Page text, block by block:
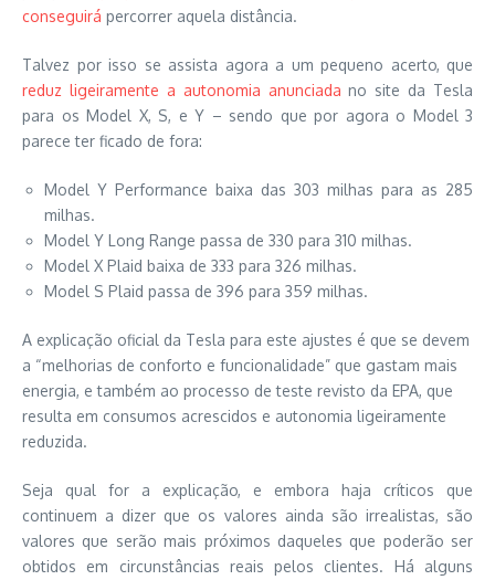
conseguirá percorrer aquela distância.
Talvez por isso se assista agora a um pequeno acerto, que
reduz ligeiramente a autonomia anunciada no site da Tesla
para os Model X, S, e Y – sendo que por agora o Model 3
parece ter ficado de fora:
Model Y Performance baixa das 303 milhas para as 285
milhas.
Model Y Long Range passa de 330 para 310 milhas.
Model X Plaid baixa de 333 para 326 milhas.
Model S Plaid passa de 396 para 359 milhas.
A explicação oficial da Tesla para este ajustes é que se devem
a “melhorias de conforto e funcionalidade” que gastam mais
energia, e também ao processo de teste revisto da EPA, que
resulta em consumos acrescidos e autonomia ligeiramente
reduzida.
Seja qual for a explicação, e embora haja críticos que
continuem a dizer que os valores ainda são irrealistas, são
valores que serão mais próximos daqueles que poderão ser
obtidos em circunstâncias reais pelos clientes. Há alguns